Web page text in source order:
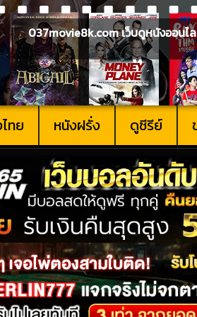
037movie8k.com เว็บดูหนังออนไ
ทย หนังฝรั่ง ดูซีรีย์